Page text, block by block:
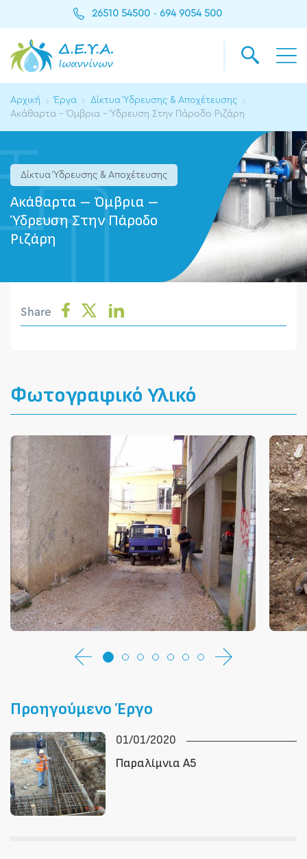
26510 54500 - 694 9054 500
Αρχική Έργα
Δίκτυα Ύδρευσης & Αποχέτευσης
Ακάθαρτα – Όμβρια – Ύδρευση Στην Πάροδο Ριζάρη
Δίκτυα Ύδρευσης & Αποχέτευσης
Ακάθαρτα – Όμβρια –
Ύδρευση Στην Πάροδο
Ριζάρη
Share
Φωτογραφικό Υλικό
Προηγούμενο Έργο
01/01/2020
Παραλίμνια Α5